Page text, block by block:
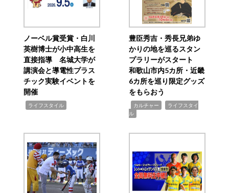
ノーベル賞受賞・白川
英樹博士が小中高生を
直接指導 名城大学が
講演会と導電性プラス
チック実験イベントを
開催
ライフスタイル
豊臣秀吉・秀長兄弟ゆ
かりの地を巡るスタン
プラリーがスタート
和歌山市内5カ所・近畿
6カ所を巡り限定グッズ
をもらおう
カルチャー
ライフスタイ
ル